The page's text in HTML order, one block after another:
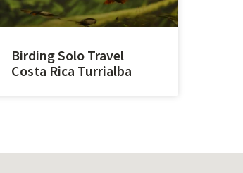
Birding Solo Travel
Costa Rica Turrialba